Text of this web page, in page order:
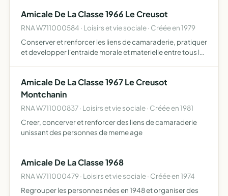
Amicale De La Classe 1966 Le Creusot
RNA W711000584 · Loisirs et vie sociale · Créée en 1979
Conserver et renforcer les liens de camaraderie, pratiquer
et developper l'entraide morale et materielle entre tous les
Amicale De La Classe 1967 Le Creusot
Montchanin
RNA W711000837 · Loisirs et vie sociale · Créée en 1981
Creer, concerver et renforcer des liens de camaraderie
unissant des personnes de meme age
Amicale De La Classe 1968
RNA W711000479 · Loisirs et vie sociale · Créée en 1974
Regrouper les personnes nées en 1948 et organiser des